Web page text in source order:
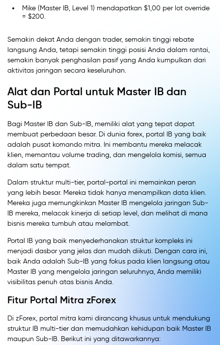
Mike (Master IB, Level 1) mendapatkan $1,00 per lot override
= $200.
Semakin dekat Anda dengan trader, semakin tinggi rebate
langsung Anda, tetapi semakin tinggi posisi Anda dalam rantai,
semakin banyak penghasilan pasif yang Anda kumpulkan dari
aktivitas jaringan secara keseluruhan.
Alat dan Portal untuk Master IB dan
Sub-IB
Bagi Master IB dan Sub-IB, memiliki alat yang tepat dapat
membuat perbedaan besar. Di dunia forex, portal IB yang baik
adalah pusat komando mitra. Ini membantu mereka melacak
klien, memantau volume trading, dan mengelola komisi, semua
dalam satu tempat.
Dalam struktur multi-tier, portal-portal ini memainkan peran
yang lebih besar. Mereka tidak hanya menampilkan data klien.
Mereka juga memungkinkan Master IB mengelola jaringan Sub-
IB mereka, melacak kinerja di setiap level, dan melihat di mana
bisnis mereka tumbuh atau melambat.
Portal IB yang baik menyederhanakan struktur kompleks ini
menjadi dasbor yang jelas dan mudah diikuti. Dengan cara ini,
baik Anda adalah Sub-IB yang fokus pada klien langsung atau
Master IB yang mengelola jaringan seluruhnya, Anda memiliki
visibilitas penuh atas bisnis Anda.
Fitur Portal Mitra zForex
Di zForex, portal mitra kami dirancang khusus untuk mendukung
struktur IB multi-tier dan memudahkan kehidupan baik Master IB
maupun Sub-IB. Berikut ini yang ditawarkannya: